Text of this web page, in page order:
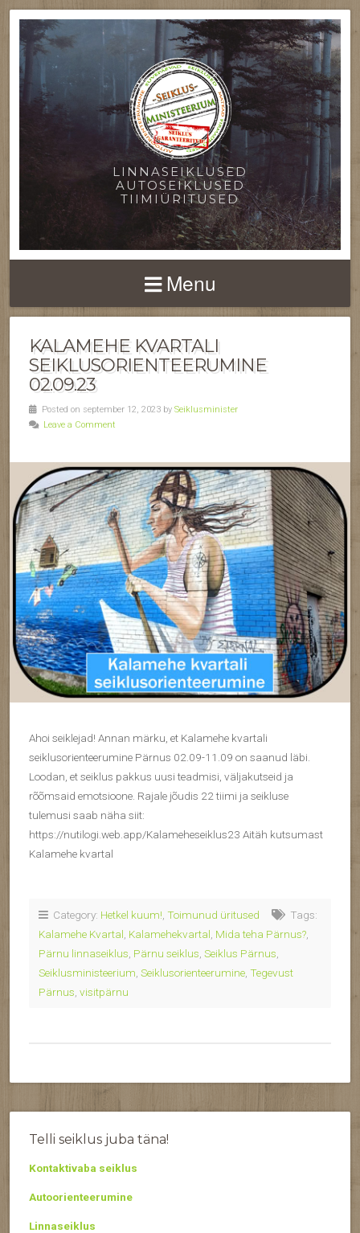
LINNASEIKLUSED
AUTOSEIKLUSED
TIIMIÜRITUSED
Menu
KALAMEHE KVARTALI
SEIKLUSORIENTEERUMINE
02.09.23
Posted on september 12, 2023 by Seiklusminister
Leave a Comment
Ahoi seiklejad! Annan märku, et Kalamehe kvartali
seiklusorienteerumine Pärnus 02.09-11.09 on saanud läbi.
Loodan, et seiklus pakkus uusi teadmisi, väljakutseid ja
rõõmsaid emotsioone. Rajale jõudis 22 tiimi ja seikluse
tulemusi saab näha siit:
https://nutilogi.web.app/Kalameheseiklus23 Aitäh kutsumast
Kalamehe kvartal
Category: Hetkel kuum! Toimunud üritused
Tags:
Kalamehe Kvartal Kalamehekvartal Mida teha Pärnus?
Pärnu linnaseiklus Pärnu seiklus Seiklus Pärnus
Seiklusministeerium Seiklusorienteerumine Tegevust
Pärnus visitpärnu
Telli seiklus juba täna!
Kontaktivaba seiklus
Autoorienteerumine
Linnaseiklus